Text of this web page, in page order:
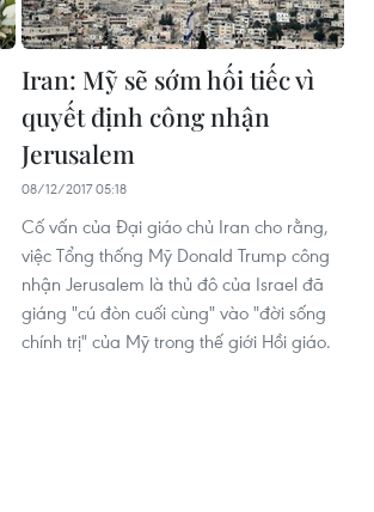
Iran: Mỹ sẽ sớm hối tiếc vì
quyết định công nhận
Jerusalem
08/12/2017 05:18
Cố vấn của Đại giáo chủ Iran cho rằng,
việc Tổng thống Mỹ Donald Trump công
nhận Jerusalem là thủ đô của Israel đã
giáng "cú đòn cuối cùng" vào "đời sống
chính trị" của Mỹ trong thế giới Hồi giáo.